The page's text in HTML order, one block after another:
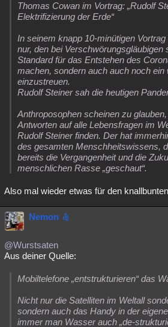
Thomas Cowan im Vortrag: „Rudolf
Elektrifizierung der Erde“
In seinem knapp 10-minütigen
nur, den bei Verschwörungsgläubigen
Standard für das Entstehen des
machen, sondern auch auch noch ein
einzustreuen.
Rudolf Steiner sah die heutigen
Anthroposophen scheinen zu
Antworten auf alle Lebensfragen im
Rudolf Steiner finden. Der hat
des gesamten Menschheitswissens,
bereits die Vergangenheit und die
menschlichen Rasse „geschaut“.
Also mal wieder etwas für den
Nemon
@Wurstsaten
Aus deiner Quelle:
Mobiltelefone „entstrukturieren“ das
Nicht nur die Satelliten im Weltall
sondern auch das Handy in der
immer man Wasser auch „de-